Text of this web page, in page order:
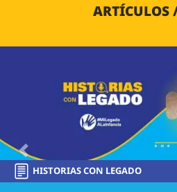
ARTÍCULOS
HISTORIAS CON LEGADO
Previous